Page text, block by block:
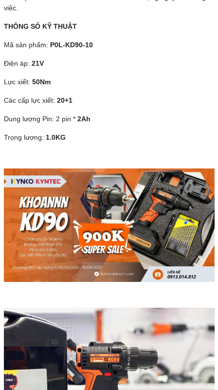
việc.
THÔNG SỐ KỸ THUẬT
Mã sản phẩm: P0L-KD90-10
Điện áp: 21V
Lực xiết: 50Nm
Các cấp lực xiết: 20+1
Dung lượng Pin: 2 pin * 2Ah
Trọng lượng: 1.0KG